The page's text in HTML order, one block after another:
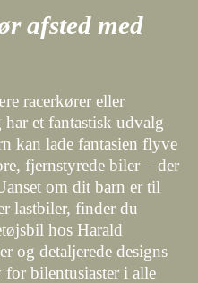
afsted med
racerkører eller
et fantastisk udvalg
kan lade fantasien flyve
fjernstyrede biler – der
om dit barn er til
lastbiler, finder du
hos Harald
og detaljerede designs
bilentusiaster i alle